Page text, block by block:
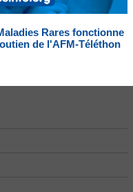
Rares fonctionne
de l'AFM-Téléthon